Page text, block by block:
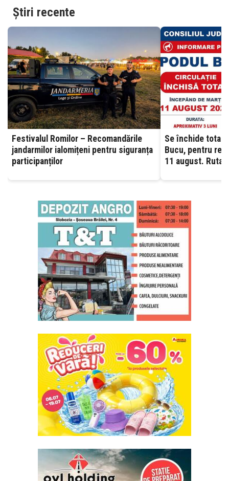
Știri recente
Festivalul Romilor – Recomandările
jandarmilor ialomițeni pentru siguranța
participanților
Se închide total
Bucu, pentru
11 august. Ruta